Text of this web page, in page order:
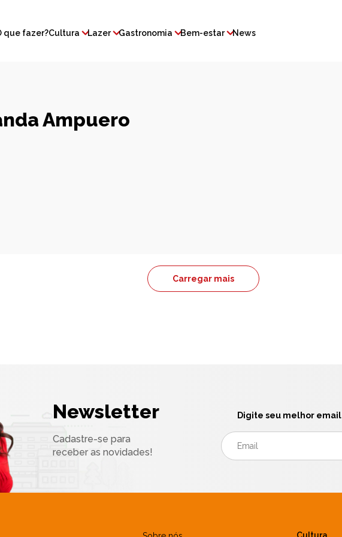
que fazer?Cultura Lazer Gastronomia Bem-estar News
Ampuero
Carregar mais
Newsletter
Cadastre-se para
receber as novidades!
Digite seu melhor email